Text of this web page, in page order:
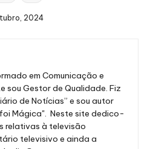
2024
em Comunicação e
sou Gestor de Qualidade. Fiz
de Notícias” e sou autor
Mágica". Neste site dedico-
relativas à televisão
televisivo e ainda a